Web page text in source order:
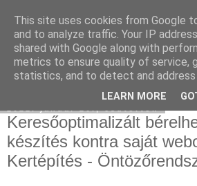
Használt Tesla
Keresőoptimalizált
készítés kontra saját
Kertépítés -
This site uses cookies from Google
and to analyze traffic. Your IP
shared with Google along with
metrics to ensure quality of service,
statistics, and to detect and address
LEARN MORE